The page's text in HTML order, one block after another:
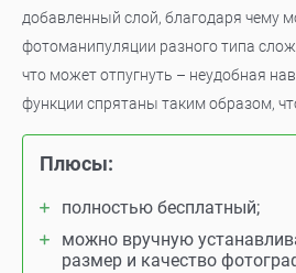
добавленный слой, благодаря чему
фотоманипуляции разного типа
что может отпугнуть – неудобная
функции спрятаны таким образом,
Плюсы:
полностью бесплатный;
можно вручную
размер и качество